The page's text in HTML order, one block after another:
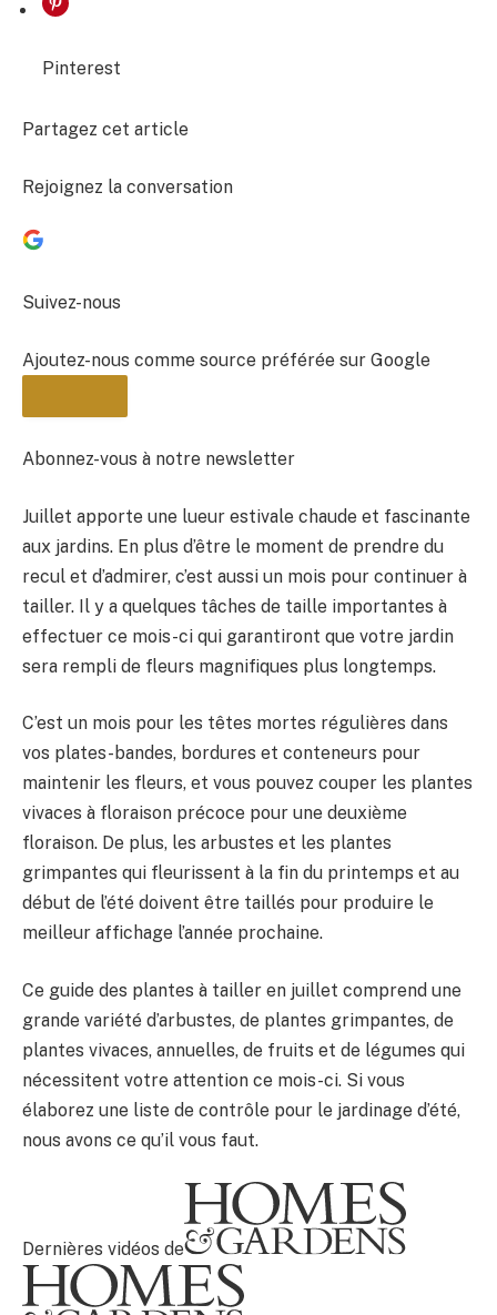
Pinterest
Partagez cet article
Rejoignez la conversation
Suivez-nous
Ajoutez-nous comme source préférée sur Google
BULLETIN
Abonnez-vous à notre newsletter
Juillet apporte une lueur estivale chaude et fascinante
aux jardins. En plus d’être le moment de prendre du
recul et d’admirer, c’est aussi un mois pour continuer à
tailler. Il y a quelques tâches de taille importantes à
effectuer ce mois-ci qui garantiront que votre jardin
sera rempli de fleurs magnifiques plus longtemps.
C’est un mois pour les têtes mortes régulières dans
vos plates-bandes, bordures et conteneurs pour
maintenir les fleurs, et vous pouvez couper les plantes
vivaces à floraison précoce pour une deuxième
floraison. De plus, les arbustes et les plantes
grimpantes qui fleurissent à la fin du printemps et au
début de l’été doivent être taillés pour produire le
meilleur affichage l’année prochaine.
Ce guide des plantes à tailler en juillet comprend une
grande variété d’arbustes, de plantes grimpantes, de
plantes vivaces, annuelles, de fruits et de légumes qui
nécessitent votre attention ce mois-ci. Si vous
élaborez une liste de contrôle pour le jardinage d’été,
nous avons ce qu’il vous faut.
Dernières vidéos de